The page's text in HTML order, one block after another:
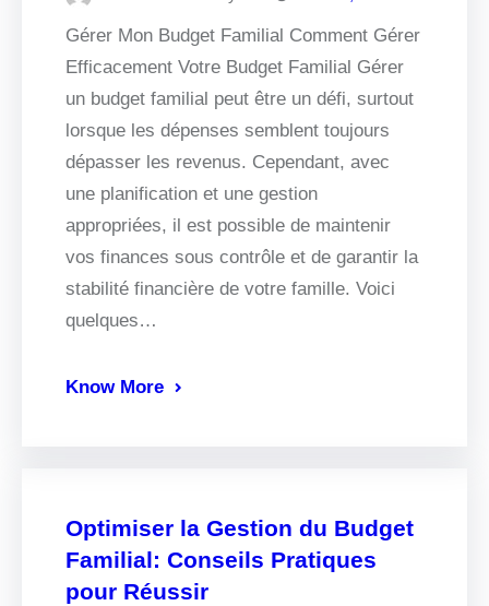
Gérer Mon Budget Familial Comment Gérer
Efficacement Votre Budget Familial Gérer
un budget familial peut être un défi, surtout
lorsque les dépenses semblent toujours
dépasser les revenus. Cependant, avec
une planification et une gestion
appropriées, il est possible de maintenir
vos finances sous contrôle et de garantir la
stabilité financière de votre famille. Voici
quelques…
Know More
Optimiser la Gestion du Budget
Familial: Conseils Pratiques
pour Réussir